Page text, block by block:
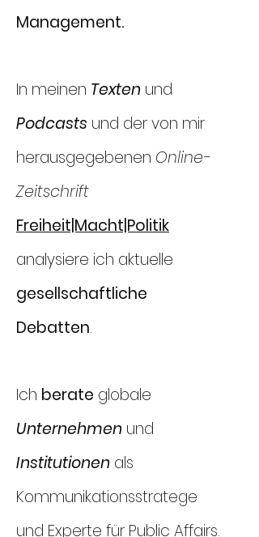
Management.
In meinen Texten und
Podcasts und der von mir
herausgegebenen Online-
Zeitschrift
Freiheit|Macht|Politik
analysiere ich aktuelle
gesellschaftliche
Debatten.
Ich berate globale
Unternehmen und
Institutionen als
Kommunikationsstratege
und Experte für Public Affairs.